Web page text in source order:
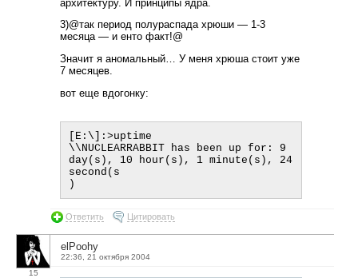
архитектуру. И принципы ядра.
3)@так период полураспада хрюши — 1-3
месяца — и енто факт!@
Значит я аномальный… У меня хрюша стоит уже
7 месяцев.
вот еще вдогонку:
[E:\]:>uptime
\\NUCLEARRABBIT has been up for: 9
day(s), 10 hour(s), 1 minute(s), 24
second(s
Ответить Цитировать
15
elPoohy
22:36, 21 октября 2004